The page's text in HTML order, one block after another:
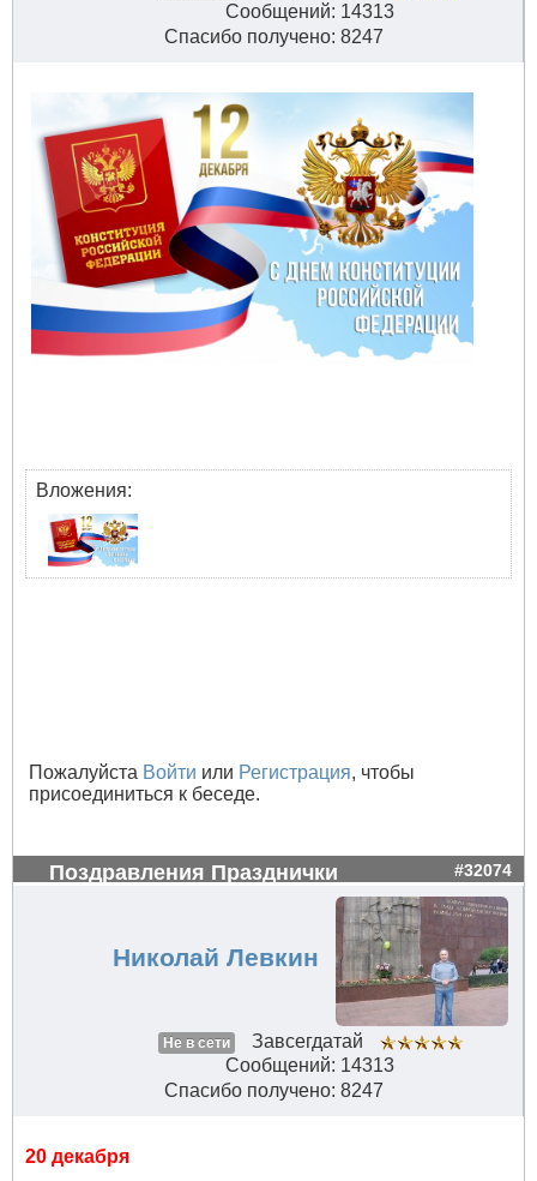
Сообщений: 14313
Спасибо получено: 8247
Вложения:
Пожалуйста Войти или Регистрация, чтобы
присоединиться к беседе.
Поздравления Празднички #32074
Николай Левкин
Не в сети
Завсегдатай
Сообщений: 14313
Спасибо получено: 8247
20 декабря